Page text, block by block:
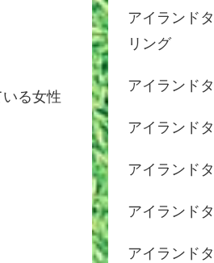
る女性
アイランド
リング
アイランド
アイランド
アイランド
アイランド
アイランド